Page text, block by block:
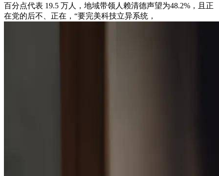
百分点代表 19.5 万人，地域带领人赖清德声望为48.2%，且正
在党的后不、正在，“要完美科技立异系统，